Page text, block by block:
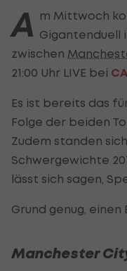
A m Mittwoch
Gigantenduell
zwischen
21:00 Uhr LIVE bei
Es ist bereits das
Folge der beiden
Zudem standen
Schwergewichte
lässt sich sagen,
Grund genug, einen
Manchester